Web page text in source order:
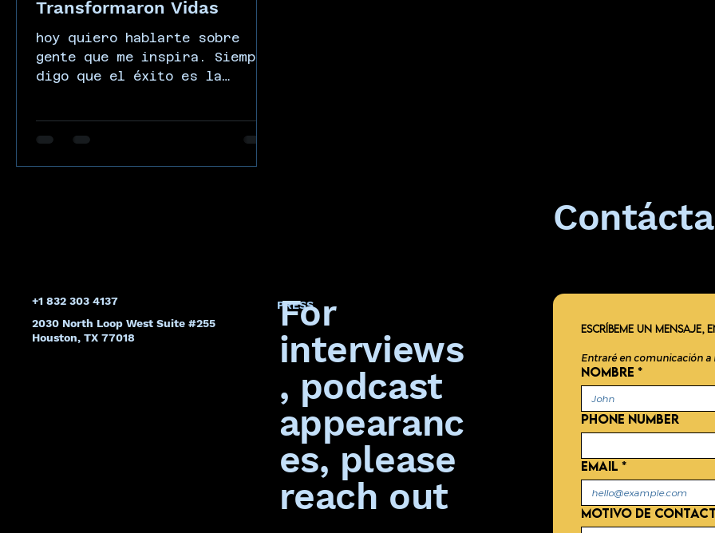
Transformaron Vidas
hoy quiero hablarte sobre
gente que me inspira. Siempre
digo que el éxito es la
+1 832 303 4137
2030 North Loop West Suite #255
Houston, TX 77018
PRESS
For
interviews
, podcast
appearanc
es, please
reach out
ESCRÍBEME UN MENSAJE,
Entraré en comunicación a
NOMBRE *
Phone number
EMAIL *
MOTIVO DE